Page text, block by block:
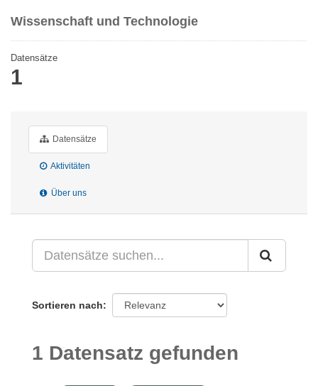
Wissenschaft und Technologie
Datensätze
1
Datensätze
Aktivitäten
Über uns
Sortieren nach
1 Datensatz gefunden